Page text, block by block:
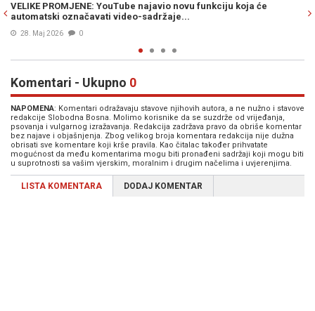
novu funkciju koja će
LEGO KOCKE KAO INSPIRACIJA:
koji producira anti-Trampovske
Komentari - Ukupno 0
NAPOMENA: Komentari odražavaju stavove njihovih autora, a ne nužno i stavove
redakcije Slobodna Bosna. Molimo korisnike da se suzdrže od vrijeđanja,
psovanja i vulgarnog izražavanja. Redakcija zadržava pravo da obriše komentar
bez najave i objašnjenja. Zbog velikog broja komentara redakcija nije dužna
obrisati sve komentare koji krše pravila. Kao čitalac također prihvatate
mogućnost da među komentarima mogu biti pronađeni sadržaji koji mogu biti
u suprotnosti sa vašim vjerskim, moralnim i drugim načelima i uvjerenjima.
LISTA KOMENTARA DODAJ KOMENTAR